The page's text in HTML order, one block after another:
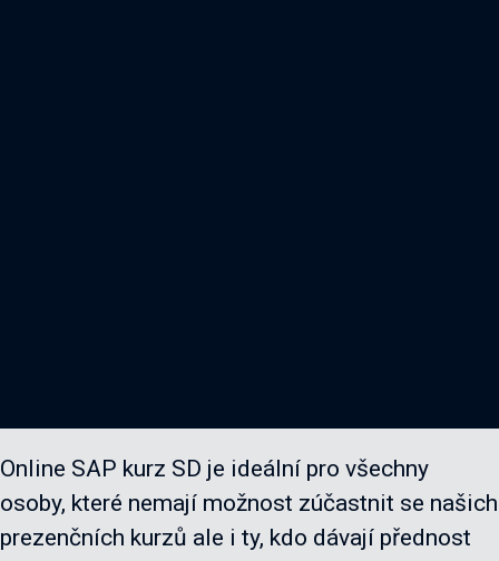
Online SAP kurz SD je ideální pro všechny
osoby, které nemají možnost zúčastnit se našich
prezenčních kurzů ale i ty, kdo dávají přednost